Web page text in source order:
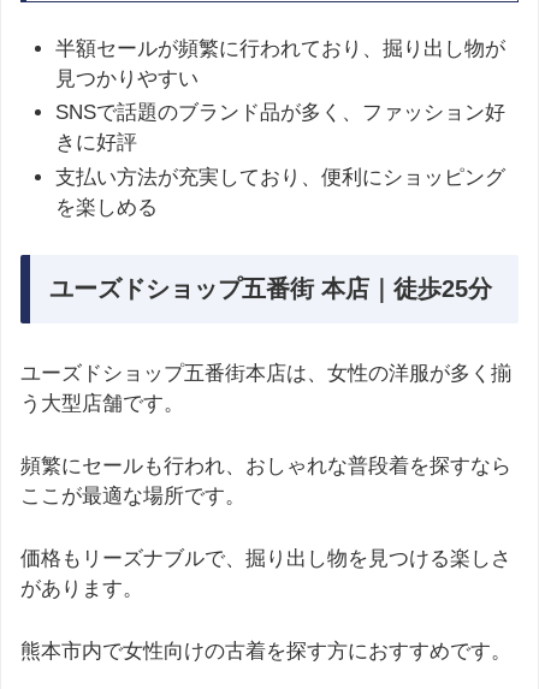
半額セールが頻繁に行われており、掘り出し物が
見つかりやすい
SNSで話題のブランド品が多く、ファッション好
きに好評
支払い方法が充実しており、便利にショッピング
を楽しめる
ユーズドショップ五番街 本店｜徒歩25分
ユーズドショップ五番街本店は、女性の洋服が多く揃
う大型店舗です。
頻繁にセールも行われ、おしゃれな普段着を探すなら
ここが最適な場所です。
価格もリーズナブルで、掘り出し物を見つける楽しさ
があります。
熊本市内で女性向けの古着を探す方におすすめです。